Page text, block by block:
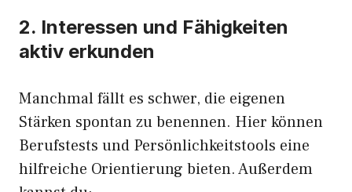
2. Interessen und Fähigkeiten
aktiv erkunden
Manchmal fällt es schwer, die eigenen
Stärken spontan zu benennen. Hier können
Berufstests und Persönlichkeitstools eine
hilfreiche Orientierung bieten. Außerdem